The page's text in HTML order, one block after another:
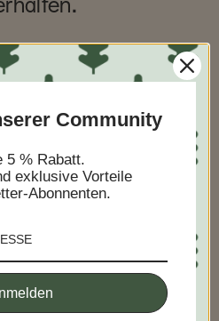
versenden
Community
5 % Rabatt.
exklusive Vorteile
Abonnenten.